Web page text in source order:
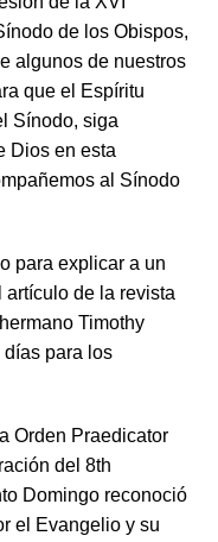
de los Obispos,
algunos de nuestros
que el Espíritu
Sínodo, siga
Dios en esta
al Sínodo
para explicar a un
artículo de la revista
Timothy
días para los
Orden Praedicator
del 8th
Domingo reconoció
el Evangelio y su